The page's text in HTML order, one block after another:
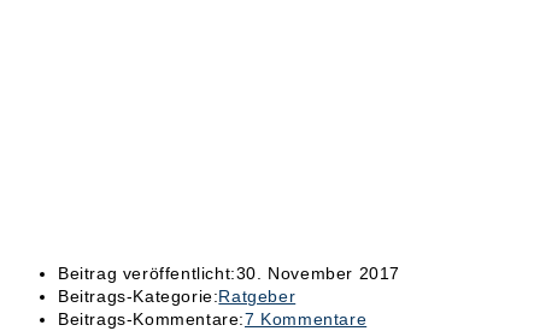
Beitrag veröffentlicht:30. November 2017
Beitrags-Kategorie:Ratgeber
Beitrags-Kommentare:7 Kommentare